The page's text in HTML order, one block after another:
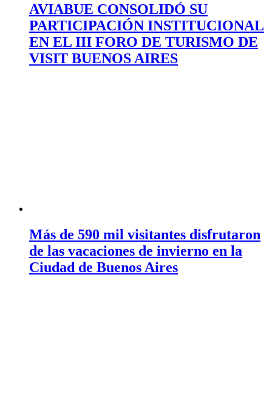
AVIABUE CONSOLIDÓ SU
PARTICIPACIÓN INSTITUCIONAL
EN EL III FORO DE TURISMO DE
VISIT BUENOS AIRES
Más de 590 mil visitantes disfrutaron
de las vacaciones de invierno en la
Ciudad de Buenos Aires